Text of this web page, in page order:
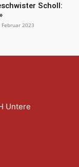
Scholl:
Februar 2023
Untere